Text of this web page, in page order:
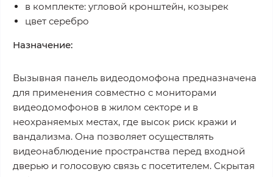
в комплекте: угловой кронштейн, козырек
цвет серебро
Назначение:
Вызывная панель видеодомофона предназначена
для применения совместно с мониторами
видеодомофонов в жилом секторе и в
неохраняемых местах, где высок риск кражи и
вандализма. Она позволяет осуществлять
видеонаблюдение пространства перед входной
дверью и голосовую связь с посетителем. Скрытая